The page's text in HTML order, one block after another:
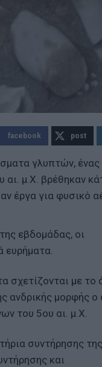
facebook post
γλυπτών,
αι. μ.Χ. βρέθηκαν
έργα για φυσικό
εβδομάδας, οι
ευρήματα.
σχετίζονται με το
ανδρικής μορφής ο
του 5ου αι. μ.Χ.
συντήρησης της
και